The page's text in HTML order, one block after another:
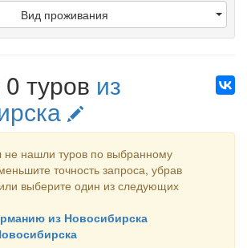
Вид проживания
туров из
нашли туров по выбранному
точность запроса, убрав
выберите один из следующих
из Новосибирска